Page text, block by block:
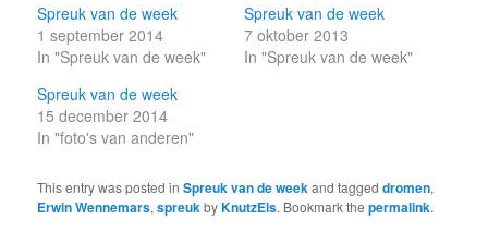
Spreuk van de week
1 september 2014
In "Spreuk van de week"
Spreuk van de week
7 oktober 2013
In "Spreuk van de week"
Spreuk van de week
15 december 2014
In "foto's van anderen"
This entry was posted inSpreuk van de weekand taggeddromen,
Erwin Wennemars,spreukbyKnutzEls. Bookmark thepermalink.